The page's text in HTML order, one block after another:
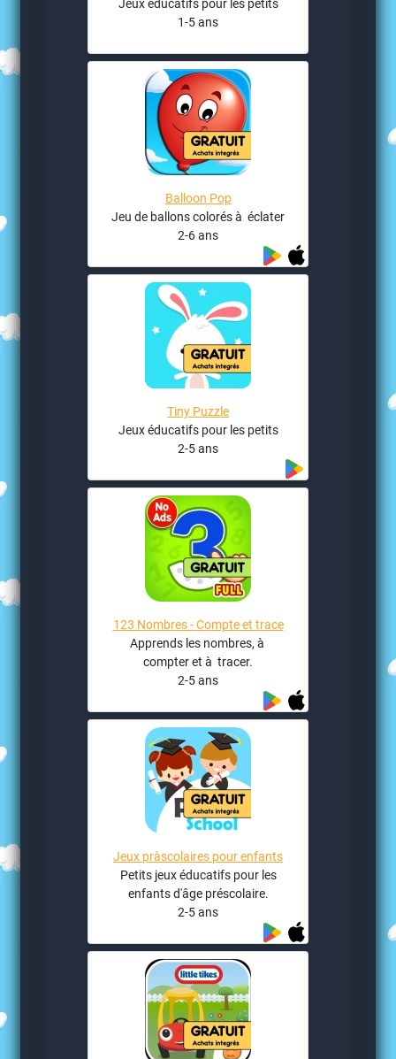
Jeux éducatifs pour les petits
1-5 ans
Balloon Pop
Jeu de ballons colorés à éclater
2-6 ans
Tiny Puzzle
Jeux éducatifs pour les petits
2-5 ans
123 Nombres - Compte et trace
Apprends les nombres, à
compter et à tracer.
2-5 ans
Jeux pràscolaires pour enfants
Petits jeux éducatifs pour les
enfants d'âge préscolaire.
2-5 ans